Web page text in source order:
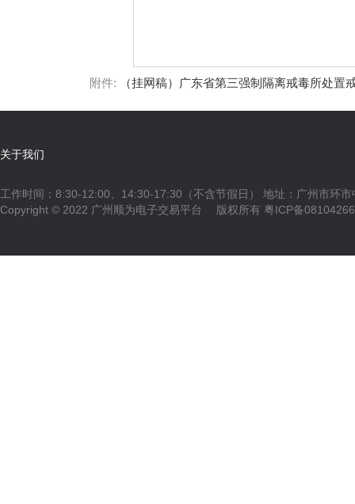
附件: （挂网稿）广东省第三强制隔离戒毒所处
关于我们
工作时间：8:30-12:00、14:30-17:30（不含节假日） 地址：广州市环
Copyright © 2022 广州顺为电子交易平台 版权所有 粤ICP备